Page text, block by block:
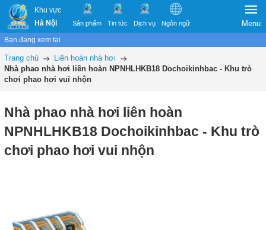
Khu vực
Hà Nội
Sản phẩm Tin tức Dịch vụ Ngôn ngữ Menu
Bạn đang xem tại
Trang chủ
Liên hoàn nhà hơi
Nhà phao nhà hơi liên hoàn NPNHLHKB18 Dochoikinhbac - Khu trò
chơi phao hơi vui nhộn
Nhà phao nhà hơi liên hoàn
NPNHLHKB18 Dochoikinhbac - Khu trò
chơi phao hơi vui nhộn